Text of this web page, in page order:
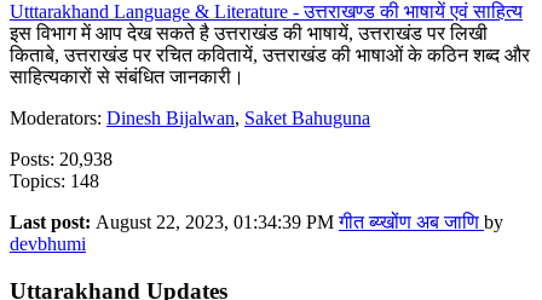
Utttarakhand Language & Literature - उत्तराखण्ड की भाषायें एवं साहित्य
इस विभाग में आप देख सकते है उत्तराखंड की भाषायें, उत्तराखंड पर लिखी
किताबे, उत्तराखंड पर रचित कवितायें, उत्तराखंड की भाषाओं के कठिन शब्द और
साहित्यकारों से संबंधित जानकारी।
Moderators: Dinesh Bijalwan, Saket Bahuguna
Posts: 20,938
Topics: 148
Last post: August 22, 2023, 01:34:39 PMगीत ब्य्खोंण अब जाणि by
devbhumi
Uttarakhand Updates